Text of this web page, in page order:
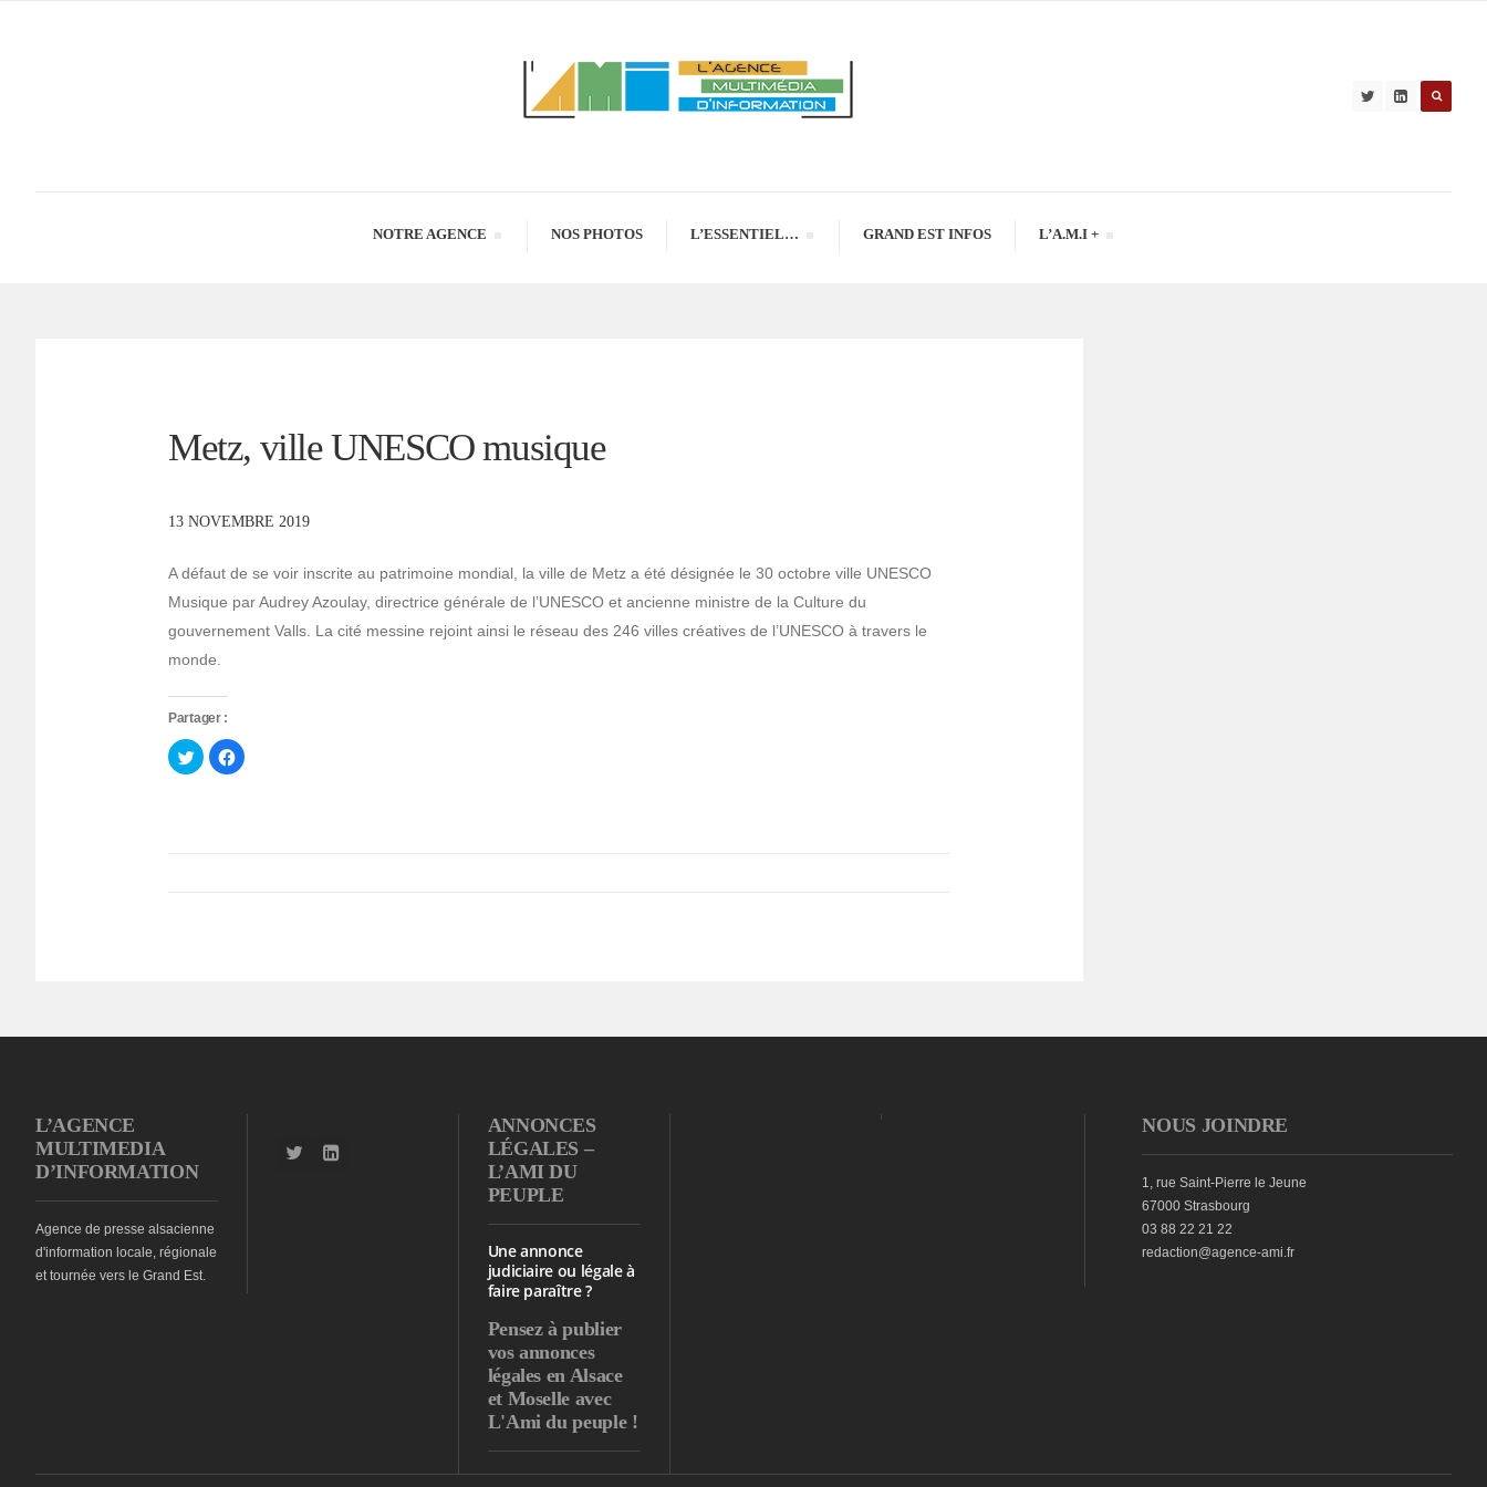
NOTRE AGENCE NOS PHOTOS L’ESSENTIEL… GRAND EST INFOS L’A.M.I +
Metz, ville UNESCO musique
13 NOVEMBRE 2019
A défaut de se voir inscrite au patrimoine mondial, la ville de Metz a été désignée le 30 octobre ville UNESCO
Musique par Audrey Azoulay, directrice générale de l’UNESCO et ancienne ministre de la Culture du
gouvernement Valls. La cité messine rejoint ainsi le réseau des 246 villes créatives de l’UNESCO à travers le
monde.
Partager :
Cliquez
pour
partager
Cliquez
pour
L’AGENCE
MULTIMEDIA
D’INFORMATION
Agence de presse alsacienne
d'information locale, régionale
et tournée vers le Grand Est.
ANNONCES
LÉGALES –
L’AMI DU
PEUPLE
Une annonce
judiciaire ou légale à
faire paraître ?
Pensez à publier
vos annonces
légales en Alsace
et Moselle avec
L'Ami du peuple !
NOUS JOINDRE
1, rue Saint-Pierre le Jeune
67000 Strasbourg
03 88 22 21 22
redaction@agence-ami.fr